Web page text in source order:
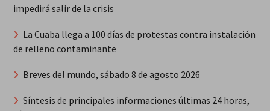
impedirá salir de la crisis
La Cuaba llega a 100 días de protestas contra instalación
de relleno contaminante
Breves del mundo, sábado 8 de agosto 2026
Síntesis de principales informaciones últimas 24 horas,